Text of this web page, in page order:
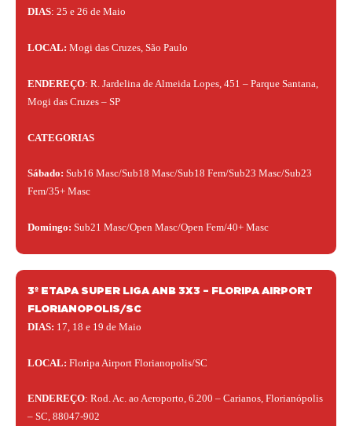
DIAS: 25 e 26 de Maio
LOCAL: Mogi das Cruzes, São Paulo
ENDEREÇO: R. Jardelina de Almeida Lopes, 451 – Parque Santana,
Mogi das Cruzes – SP
CATEGORIAS
Sábado: Sub16 Masc/Sub18 Masc/Sub18 Fem/Sub23 Masc/Sub23
Fem/35+ Masc
Domingo: Sub21 Masc/Open Masc/Open Fem/40+ Masc
3º ETAPA SUPER LIGA ANB 3X3 – FLORIPA AIRPORT
FLORIANOPOLIS/SC
DIAS: 17, 18 e 19 de Maio
LOCAL: Floripa Airport Florianopolis/SC
ENDEREÇO: Rod. Ac. ao Aeroporto, 6.200 – Carianos, Florianópolis
– SC, 88047-902